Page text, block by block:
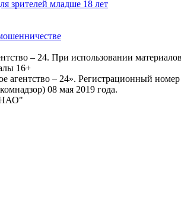
зрителей младше 18 лет
– 24. При использовании материалов
16+
агентство – 24». Регистрационный
08 мая 2019 года.
НАО"